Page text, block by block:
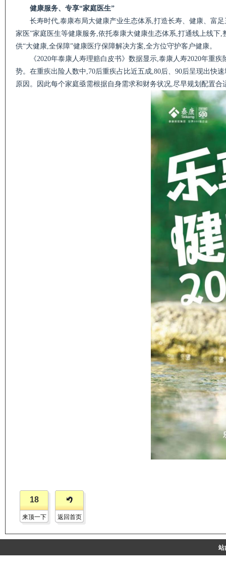
健康服务、专享“家庭医生”
长寿时代,泰康布局大健康产业生态体系,打造长寿、健康、富
家医”家庭医生等健康服务,依托泰康大健康生态体系,打通线上线
供“大健康,全保障”健康医疗保障解决方案,全方位守护客户健康。
《2020年泰康人寿理赔白皮书》数据显示,泰康人寿2020年重
势。在重疾出险人数中,70后重疾占比近五成,80后、90后呈现出快
原因。因此每个家庭亟需根据自身需求和财务状况,尽早规划配置合
18
来顶一下 返回首页
站